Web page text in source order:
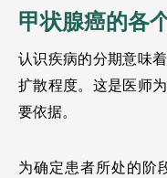
甲状腺癌的各
认识疾病的分期意味
扩散程度。这是医师
要依据。
为确定患者所处的阶